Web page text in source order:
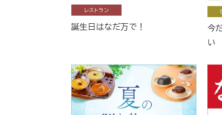
レストラン
誕生日はなだ万で！
今
い